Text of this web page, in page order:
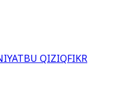
BU QIZIQFIKR